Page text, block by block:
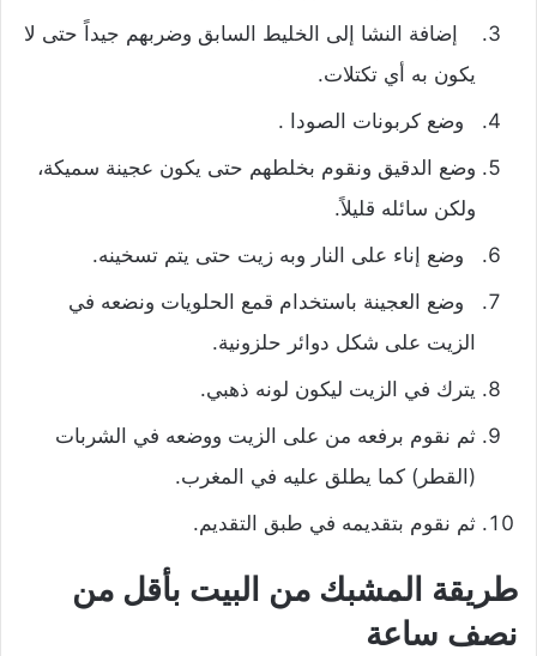
إضافة النشا إلى الخليط السابق وضربهم جيداً حتى لا
يكون به أي تكتلات.
وضع كربونات الصودا .
وضع الدقيق ونقوم بخلطهم حتى يكون عجينة سميكة،
ولكن سائله قليلاً.
وضع إناء على النار وبه زيت حتى يتم تسخينه.
وضع العجينة باستخدام قمع الحلويات ونضعه في
الزيت على شكل دوائر حلزونية.
يترك في الزيت ليكون لونه ذهبي.
ثم نقوم برفعه من على الزيت ووضعه في الشربات
(القطر) كما يطلق عليه في المغرب.
ثم نقوم بتقديمه في طبق التقديم.
طريقة المشبك من البيت بأقل من
نصف ساعة